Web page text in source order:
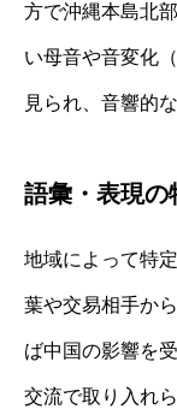
方で沖縄本島北
い母音や音変化
見られ、音響的
語彙・表現の
地域によって特
葉や交易相手か
ば中国の影響を
交流で取り入れ